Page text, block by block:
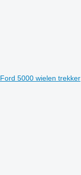
Ford 5000 wielen trekker